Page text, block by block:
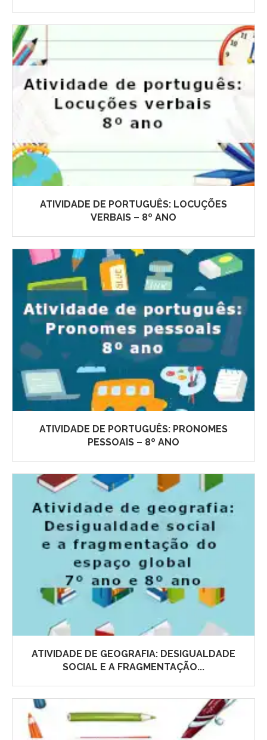
ATIVIDADE DE PORTUGUÊS: LOCUÇÕES
VERBAIS – 8º ANO
ATIVIDADE DE PORTUGUÊS: PRONOMES
PESSOAIS – 8º ANO
ATIVIDADE DE GEOGRAFIA: DESIGUALDADE
SOCIAL E A FRAGMENTAÇÃO...